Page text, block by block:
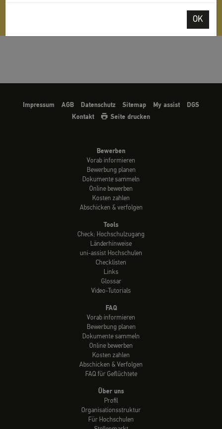
OK
Impressum AGB Datenschutz Sitemap My assist
DGS
Kontakt
Seite drucken
Bewerben
Vorab informieren
Bewerbung planen
Dokumente sammeln
Online bewerben
Kosten zahlen
Abschicken & verfolgen
Tools
Check: Hochschulzugang
Länderhinweise
uni-assist Hochschulen
Checklisten
Links
Glossar
Video-Tutorials
FAQ
Vorab informieren
Bewerbung planen
Dokumente sammeln
Online bewerben
Kosten zahlen
Abschicken & Verfolgen
FAQ für Geflüchtete
Über uns
Profil
Organisationsstruktur
Für Hochschulen